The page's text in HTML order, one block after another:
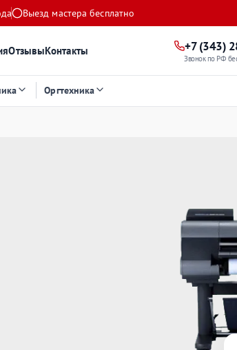
Выезд мастера бесплатно
ОтзывыКонтакты +7 (343)
Звонок по РФ
Оргтехника